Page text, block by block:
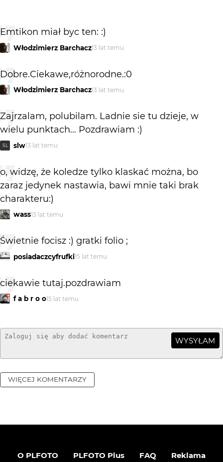
Emtikon miał byc ten: :)
Włodzimierz Barchacz13 lat temu
Dobre.Ciekawe,różnorodne.:0
Włodzimierz Barchacz13 lat temu
Zajrzalam, polubilam. Ladnie sie tu dzieje, w
wielu punktach... Pozdrawiam :)
SL slw13 lat temu
o, widzę, że koledze tylko klaskać można, bo
zaraz jedynek nastawia, bawi mnie taki brak
charakteru:)
wass13 lat temu
Świetnie focisz :) gratki folio ;
posiadaczcyfrufki15 lat temu
ciekawie tutaj.pozdrawiam
f a b r o o15 lat temu
WYSYŁAM
WIĘCEJ KOMENTARZY
O PLFOTO PLFOTO Plus FAQ Reklama